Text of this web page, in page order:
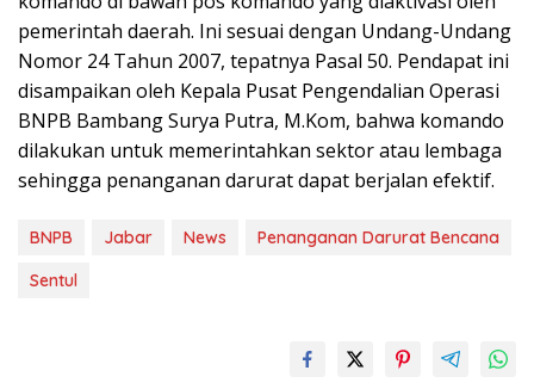
pemerintah daerah. Ini sesuai dengan Undang-Undang
Nomor 24 Tahun 2007, tepatnya Pasal 50. Pendapat ini
disampaikan oleh Kepala Pusat Pengendalian Operasi
BNPB Bambang Surya Putra, M.Kom, bahwa komando
dilakukan untuk memerintahkan sektor atau lembaga
sehingga penanganan darurat dapat berjalan efektif.
BNPB Jabar News
Penanganan Darurat Bencana
Sentul